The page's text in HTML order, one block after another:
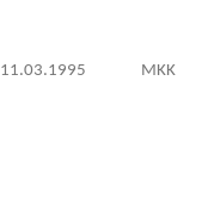
11.03.1995 MKK